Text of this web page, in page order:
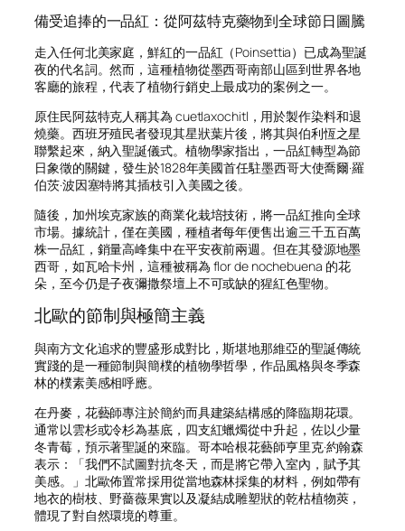
備受追捧的一品紅：從阿茲特克藥物到全球節日圖騰
走入任何北美家庭，鮮紅的一品紅（Poinsettia）已成為聖誕
夜的代名詞。然而，這種植物從墨西哥南部山區到世界各地
客廳的旅程，代表了植物行銷史上最成功的案例之一。
原住民阿茲特克人稱其為 cuetlaxochitl ，用於製作染料和退
燒藥。西班牙殖民者發現其星狀葉片後，將其與伯利恆之星
聯繫起來，納入聖誕儀式。植物學家指出，一品紅轉型為節
日象徵的關鍵，發生於1828年美國首任駐墨西哥大使喬爾·羅
伯茨·波因塞特將其插枝引入美國之後。
隨後，加州埃克家族的商業化栽培技術，將一品紅推向全球
市場。據統計，僅在美國，種植者每年便售出逾三千五百萬
株一品紅，銷量高峰集中在平安夜前兩週。但在其發源地墨
西哥，如瓦哈卡州，這種被稱為 flor de nochebuena 的花
朵，至今仍是子夜彌撒祭壇上不可或缺的猩紅色聖物。
北歐的節制與極簡主義
與南方文化追求的豐盛形成對比，斯堪地那維亞的聖誕傳統
實踐的是一種節制與簡樸的植物學哲學，作品風格與冬季森
林的樸素美感相呼應。
在丹麥，花藝師專注於簡約而具建築結構感的降臨期花環。
通常以雲杉或冷杉為基底，四支紅蠟燭從中升起，佐以少量
冬青莓，預示著聖誕的來臨。哥本哈根花藝師亨里克·約翰森
表示：「我們不試圖對抗冬天，而是將它帶入室內，賦予其
美感。」北歐佈置常採用從當地森林採集的材料，例如帶有
地衣的樹枝、野薔薇果實以及凝結成雕塑狀的乾枯植物莢，
體現了對自然環境的尊重。